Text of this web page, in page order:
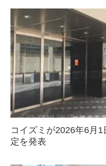
コイズミが2026年6月
定を発表